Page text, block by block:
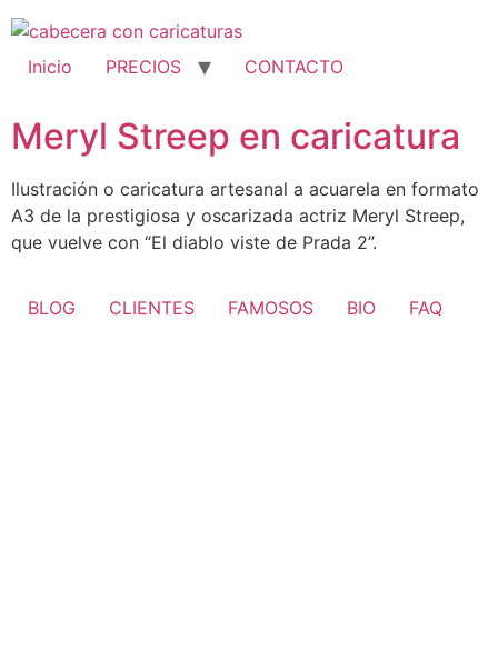
al
contenido
Inicio PRECIOS CONTACTO
Meryl Streep en caricatura
Ilustración o caricatura artesanal a acuarela en formato
A3 de la prestigiosa y oscarizada actriz Meryl Streep,
que vuelve con “El diablo viste de Prada 2”.
BLOG CLIENTES FAMOSOS BIO FAQ